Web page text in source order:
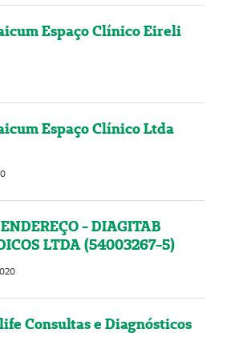
Espaço Clínico Eireli
Espaço Clínico Ltda
- DIAGITAB
LTDA (54003267-5)
Consultas e Diagnósticos